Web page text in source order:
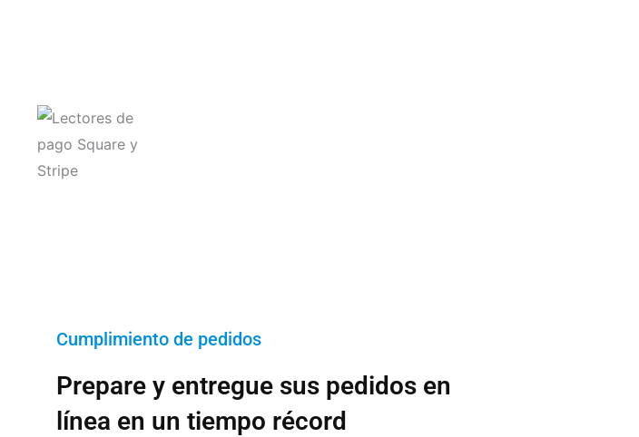
Cumplimiento de pedidos
Prepare y entregue sus pedidos en
línea en un tiempo récord